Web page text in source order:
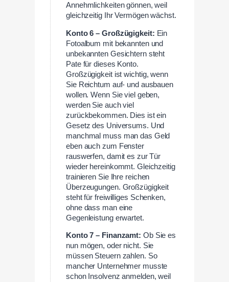
Annehmlichkeiten gönnen, weil
gleichzeitig Ihr Vermögen wächst.
Konto 6 – Großzügigkeit: Ein
Fotoalbum mit bekannten und
unbekannten Gesichtern steht
Pate für dieses Konto.
Großzügigkeit ist wichtig, wenn
Sie Reichtum auf- und ausbauen
wollen. Wenn Sie viel geben,
werden Sie auch viel
zurückbekommen. Dies ist ein
Gesetz des Universums. Und
manchmal muss man das Geld
eben auch zum Fenster
rauswerfen, damit es zur Tür
wieder hereinkommt. Gleichzeitig
trainieren Sie Ihre reichen
Überzeugungen. Großzügigkeit
steht für freiwilliges Schenken,
ohne dass man eine
Gegenleistung erwartet.
Konto 7 – Finanzamt: Ob Sie es
nun mögen, oder nicht. Sie
müssen Steuern zahlen. So
mancher Unternehmer musste
schon Insolvenz anmelden, weil